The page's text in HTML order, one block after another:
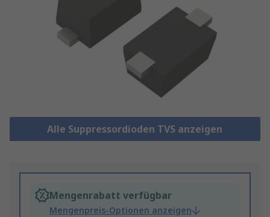
Alle Suppressordioden TVS anzeigen
Mengenrabatt verfügbar
Mengenpreis-Optionen anzeigen